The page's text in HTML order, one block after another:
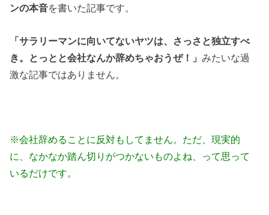
ンの本音を書いた記事です。
「サラリーマンに向いてないヤツは、さっさと独立すべ
き。とっとと会社なんか辞めちゃおうぜ！」みたいな過
激な記事ではありません。
※会社辞めることに反対もしてません。ただ、現実的
に、なかなか踏ん切りがつかないものよね、って思って
いるだけです。